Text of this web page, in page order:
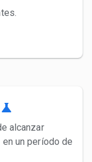
science
alcanzar
un período de